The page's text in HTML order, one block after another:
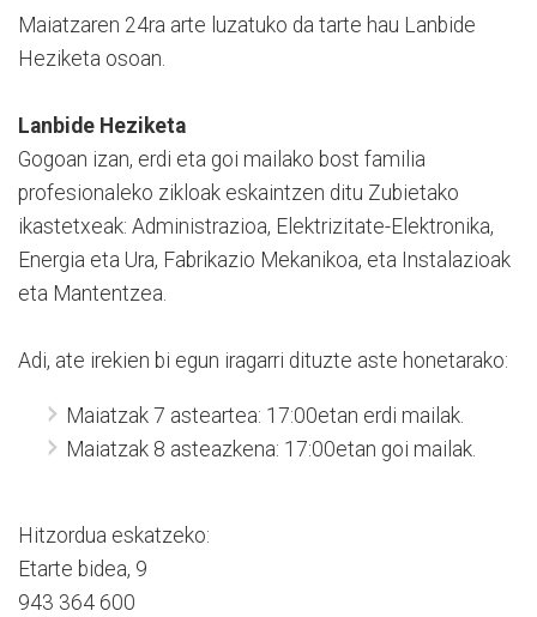
Maiatzaren 24ra arte luzatuko da tarte hau Lanbide
Heziketa osoan.
Lanbide Heziketa
Gogoan izan, erdi eta goi mailako bost familia
profesionaleko zikloak eskaintzen ditu Zubietako
ikastetxeak: Administrazioa, Elektrizitate-Elektronika,
Energia eta Ura, Fabrikazio Mekanikoa, eta Instalazioak
eta Mantentzea.
Adi, ate irekien bi egun iragarri dituzte aste honetarako:
Maiatzak 7 asteartea: 17:00etan erdi mailak.
Maiatzak 8 asteazkena: 17:00etan goi mailak.
Hitzordua eskatzeko:
Etarte bidea, 9
943 364 600